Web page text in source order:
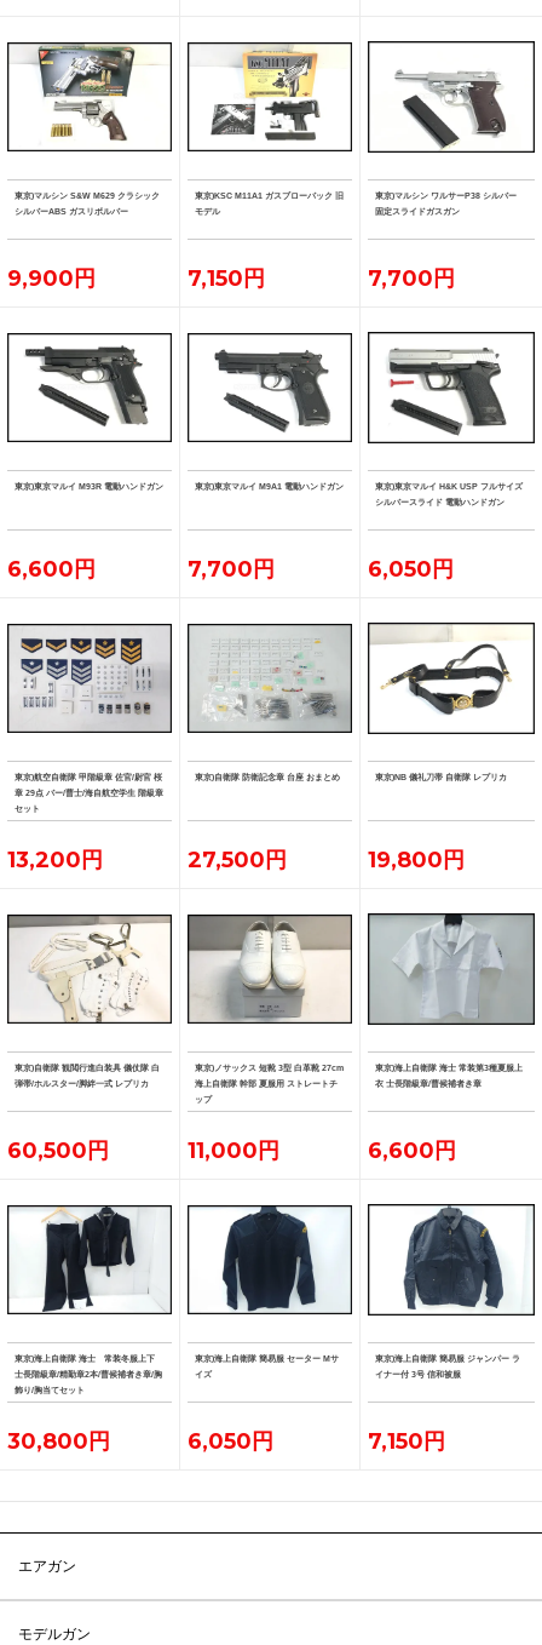
東京)マルシン S&W M629 クラシック
シルバーABS ガスリボルバー
9,900円
東京)KSC M11A1 ガスブローバック 旧
モデル
7,150円
東京)マルシン ワルサーP38 シルバー
固定スライドガスガン
7,700円
東京)東京マルイ M93R 電動ハンドガン
6,600円
東京)東京マルイ M9A1 電動ハンドガン
7,700円
東京)東京マルイ H&K USP フルサイズ
シルバースライド 電動ハンドガン
6,050円
東京)航空自衛隊 甲階級章 佐官/尉官 桜
章 29点 バー/曹士/海自航空学生 階級章
セット
13,200円
東京)自衛隊 防衛記念章 台座 おまとめ
27,500円
東京)NB 儀礼刀帯 自衛隊 レプリカ
19,800円
東京)自衛隊 観閲行進白装具 儀仗隊 白
弾帯/ホルスター/脚絆一式 レプリカ
60,500円
東京)ノサックス 短靴 3型 白革靴 27cm
海上自衛隊 幹部 夏服用 ストレートチ
ップ
11,000円
東京)海上自衛隊 海士 常装第3種夏服上
衣 士長階級章/曹候補者き章
6,600円
東京)海上自衛隊 海士 常装冬服上下
士長階級章/精勤章2本/曹候補者き章/胸
飾り/胸当てセット
30,800円
東京)海上自衛隊 簡易服 セーター Mサ
イズ
6,050円
東京)海上自衛隊 簡易服 ジャンパー ラ
イナー付 3号 信和被服
7,150円
エアガン
モデルガン